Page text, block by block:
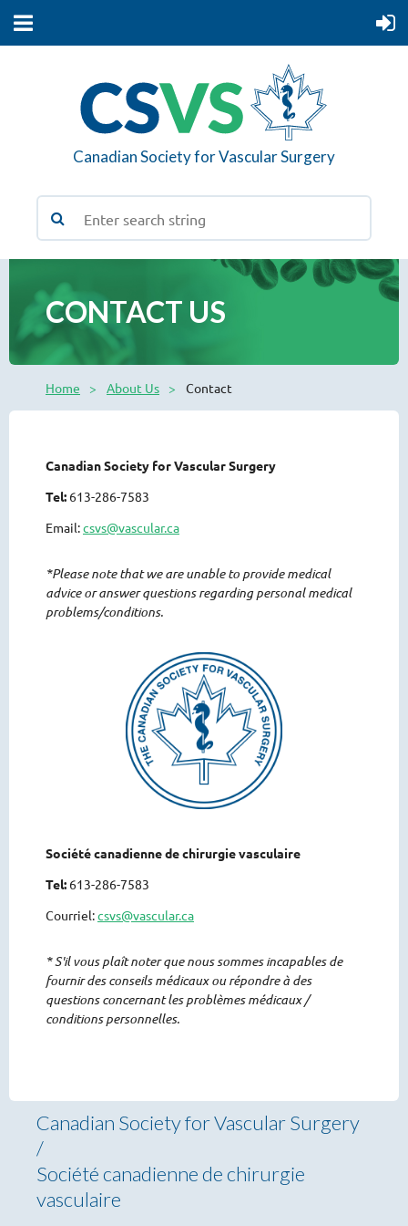
Canadian Society for Vascular Surgery
CONTACT US
Home About Us Contact
Canadian Society for Vascular Surgery
Tel: 613-286-7583
Email:csvs@vascular.ca
*Please note that we are unable to provide medical
advice or answer questions regarding personal medical
problems/conditions.
Société canadienne de chirurgie vasculaire
Tel: 613-286-7583
Courriel:csvs@vascular.ca
* S'il vous plaît noter que nous sommes incapables de
fournir des conseils médicaux ou répondre à des
questions concernant les problèmes médicaux /
conditions personnelles.
Canadian Society for Vascular Surgery
/
Société canadienne de chirurgie
vasculaire